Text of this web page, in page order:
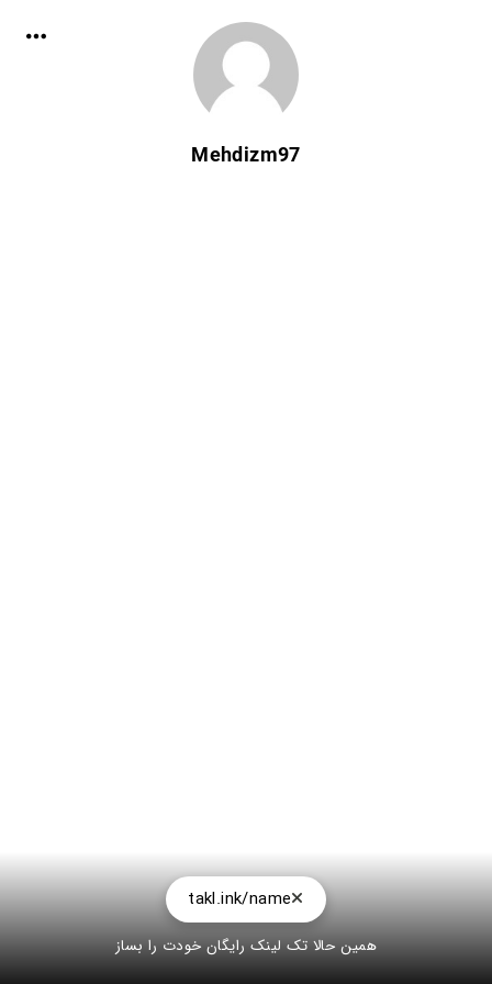
Mehdizm97
takl.ink/name
همین حالا تک لینک رایگان خودت را بساز